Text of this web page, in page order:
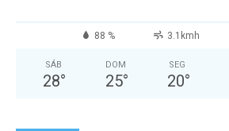
88 % 3.1kmh
SÁB
28°
DOM
25°
SEG
20°